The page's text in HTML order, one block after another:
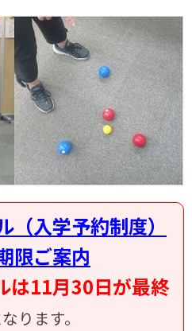
（入学予約制度）
限ご案内
は11月30日が最終
ります。